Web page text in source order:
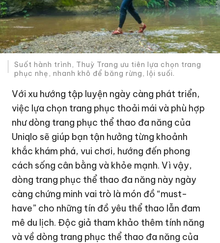
Suốt hành trình, Thuỳ Trang ưu tiên lựa chọn trang
phục nhẹ, nhanh khô để băng rừng, lội suối.
Với xu hướng tập luyện ngày càng phát triển,
việc lựa chọn trang phục thoải mái và phù hợp
như dòng trang phục thể thao đa năng của
Uniqlo sẽ giúp bạn tận hưởng từng khoảnh
khắc khám phá, vui chơi, hướng đến phong
cách sống cân bằng và khỏe mạnh. Vì vậy,
dòng trang phục thể thao đa năng này ngày
càng chứng minh vai trò là món đồ “must-
have” cho những tín đồ yêu thể thao lẫn đam
mê du lịch. Độc giả tham khảo thêm tính năng
và về dòng trang phục thể thao đa năng của